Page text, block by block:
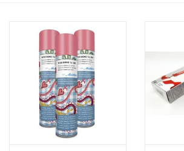
Breien en haken
Handwerk